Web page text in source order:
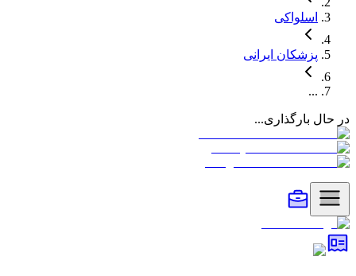
اسلواکی
پزشکان ایرانی
...
در حال بارگذاری...